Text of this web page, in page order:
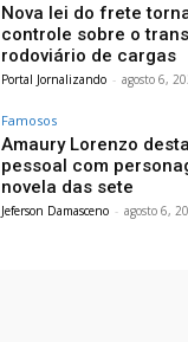
Nova lei do frete
controle sobre o
rodoviário de cargas
Portal Jornalizando - agosto 6,
Famosos
Amaury Lorenzo
pessoal com
novela das sete
Jeferson Damasceno - agosto 6,